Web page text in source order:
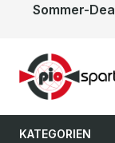
Hauptinhalt
Zur Suche
Zur
Sommer-
KATEGORIEN